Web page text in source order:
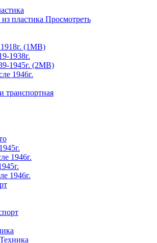
пластика Просмотреть
(1МВ)
1938г.
1945г. (2МВ)
1946г.
транспортная
1946г.
1946г.